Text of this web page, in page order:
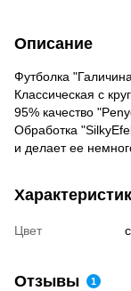
Описание
Футболка
Классическая с
95% качество
Обработка
и делает ее
Цвет
Отзывы 1